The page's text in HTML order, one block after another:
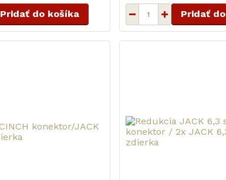
Pridať do košíka Pridať